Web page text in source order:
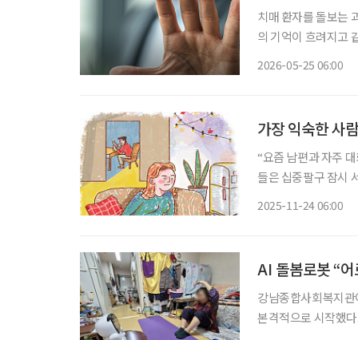
치매 환자를 돌보는
의 기억이 흐려지고
2026-05-25 06:00
가장 익숙한 사
“요즘 남편과 자주
들은 십중팔구 잠시
2025-11-24 06:00
AI 돌봄로봇 “
강남종합사회복지
본격적으로 시작했